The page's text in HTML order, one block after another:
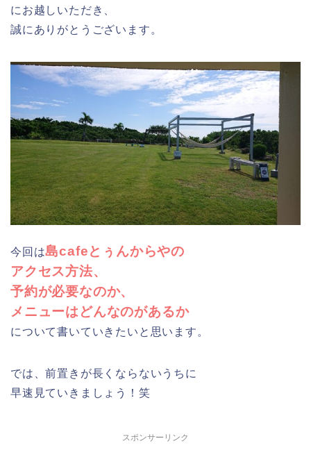
にお越しいただき、
誠にありがとうございます。
今回は島cafeとぅんからやの
アクセス方法、
予約が必要なのか、
メニューはどんなのがあるか
について書いていきたいと思います。
では、前置きが長くならないうちに
早速見ていきましょう！笑
スポンサーリンク